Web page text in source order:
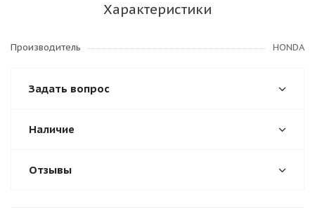
Характеристики
Производитель HONDA
Задать вопрос
Наличие
Отзывы